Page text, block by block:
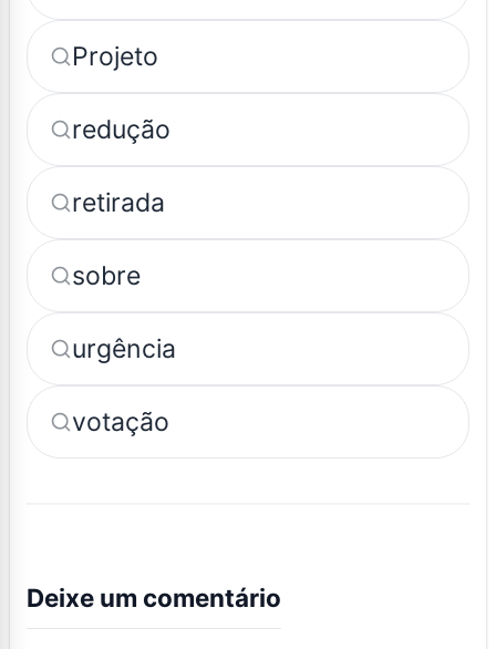
Projeto
redução
retirada
sobre
urgência
votação
Deixe um comentário